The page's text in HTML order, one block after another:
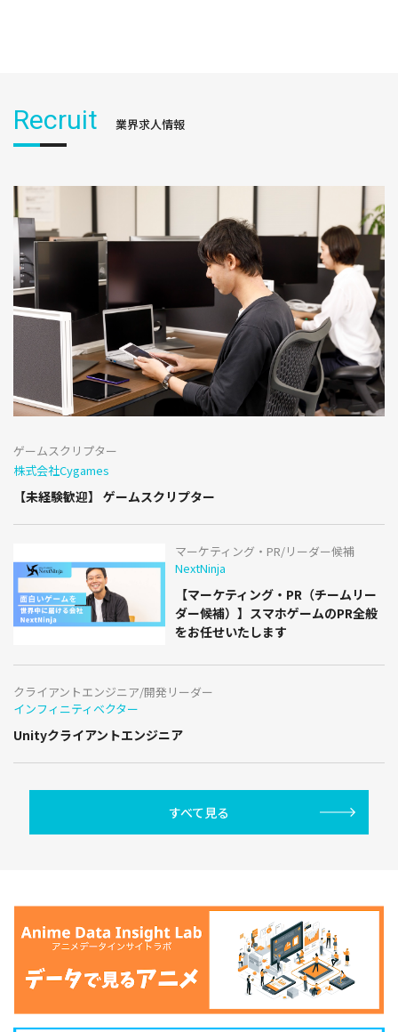
Recruit 業界求人情報
ゲームスクリプター
株式会社Cygames
【未経験歓迎】 ゲームスクリプター
マーケティング・PR/リーダー候補
NextNinja
【マーケティング・PR（チームリー
ダー候補）】スマホゲームのPR全般
をお任せいたします
クライアントエンジニア/開発リーダー
インフィニティベクター
Unityクライアントエンジニア
すべて見る